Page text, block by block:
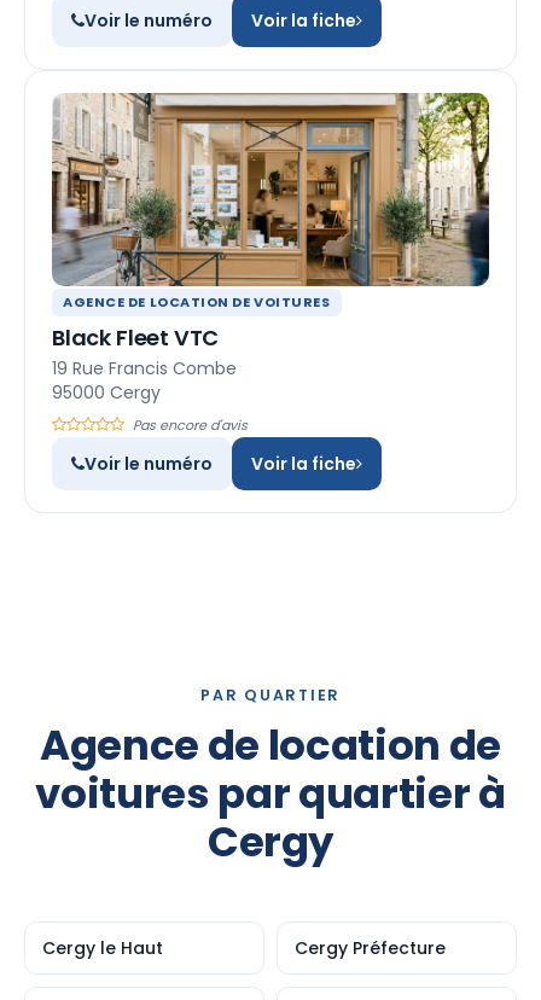
Voir le numéro Voir la fiche
AGENCE DE LOCATION DE VOITURES
Black Fleet VTC
19 Rue Francis Combe
95000 Cergy
Pas encore d'avis
Voir le numéro Voir la fiche
PAR QUARTIER
Agence de location de
voitures par quartier à
Cergy
Cergy le Haut Cergy Préfecture